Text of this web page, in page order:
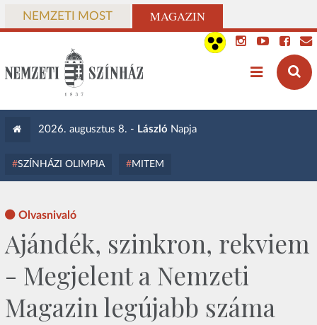
NEMZETI MOST MAGAZIN
2026. augusztus 8. - László Napja
SZÍNHÁZI OLIMPIA MITEM
Olvasnivaló
Ajándék, szinkron, rekviem
- Megjelent a Nemzeti
Magazin legújabb száma